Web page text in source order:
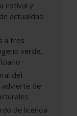
estival y
actualidad
a tres
verde,
del
advierte de
de licencia